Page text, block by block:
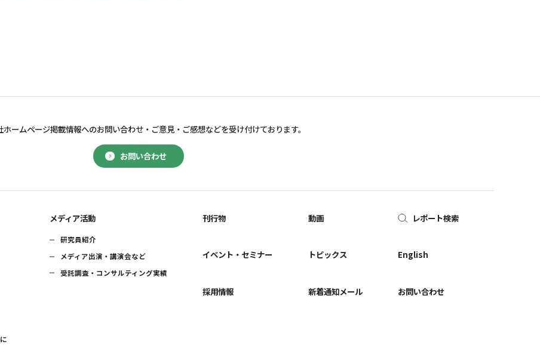
お問い合わせ
ホームページ掲載情報へのお問い合わせ・ ご意見・ご感想などを受け付けております。
メディア活動
研究員紹介
メディア出演・講演会など
受託調査・コンサルティング実績
刊行物
イベント・セミナー
採用情報
動画
トピックス
新着通知メール
レポート検索
English
お問い合わせ